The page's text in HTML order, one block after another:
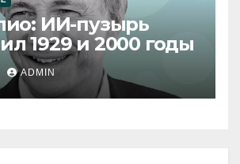
ИИ-пузырь
1929 и 2000 годы
ADMIN